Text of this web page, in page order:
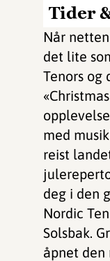
Tider
Når
det lite
Tenors og
med
reist
deg i den
Nordic
Solsbak.
åpnet den